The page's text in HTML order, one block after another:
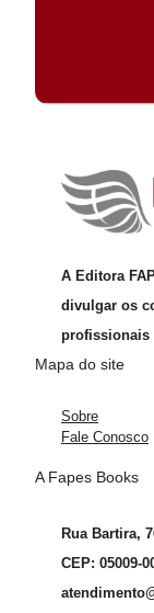
A Editora
divulgar os
profissionais
Mapa do site
Sobre
Fale Conosco
A Fapes Books
Rua Bartira,
CEP: 05009-